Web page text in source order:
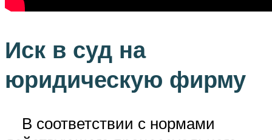
Иск в суд на
юридическую фирму
В соответствии с нормами